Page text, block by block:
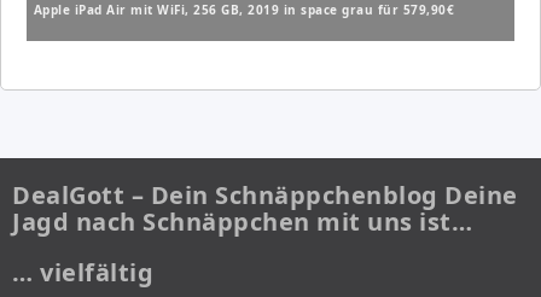
Apple iPad Air mit WiFi, 256 GB, 2019 in space grau für 579,90€
DealGott – Dein Schnäppchenblog Deine
Jagd nach Schnäppchen mit uns ist…
… vielfältig